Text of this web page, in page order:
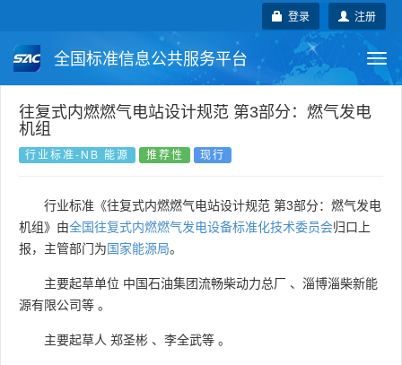
注册
登录
全国标准信息公共服务平台
国家标准 行业标准 地方标准
团体标准 企业标准
国外标准 技术委员会
往复式内燃燃气电站设计规范 第3部分：燃气发电
机组
行业标准-NB 能源 推荐性 现行
行业标准《往复式内燃燃气电站设计规范 第3部分：燃气发电
机组》由全国往复式内燃燃气发电设备标准化技术委员会归口上
报，主管部门为国家能源局。
主要起草单位 中国石油集团流畅柴动力总厂 、 淄博淄柴新能
源有限公司等 。
主要起草人 郑圣彬 、 李全武等 。